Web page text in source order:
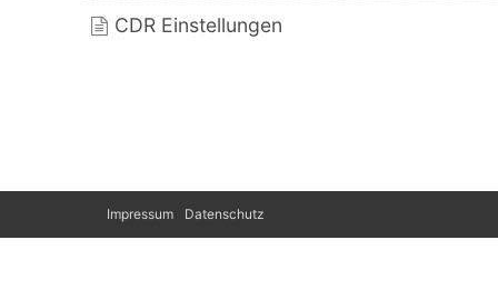
CDR Einstellungen
Impressum Datenschutz